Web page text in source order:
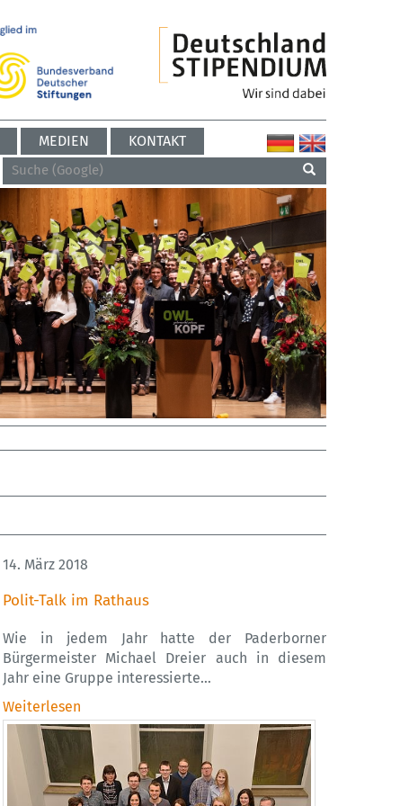
MEDIEN KONTAKT
14. März 2018
Polit-Talk im Rathaus
Wie in jedem Jahr hatte der Paderborner
Bürgermeister Michael Dreier auch in diesem
Jahr eine Gruppe interessierte…
Weiterlesen